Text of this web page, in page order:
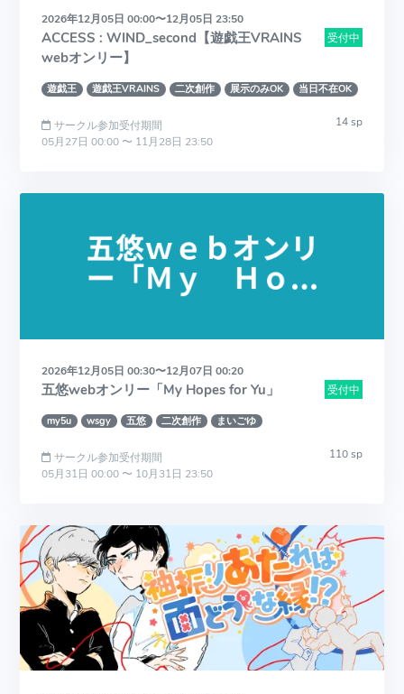
2026年12月05日 00:00〜12月05日 23:50
受付中
ACCESS : WIND_second【遊戯王VRAINS
webオンリー】
遊戯王 遊戯王VRAINS 二次創作 展示のみOK 当日不在OK
14 sp
サークル参加受付期間
05月27日 00:00 〜 11月28日 23:50
2026年12月05日 00:30〜12月07日 00:20
受付中
五悠webオンリー「My Hopes for Yu」
my5u wsgy 五悠 二次創作 まいごゆ
110 sp
サークル参加受付期間
05月31日 00:00 〜 10月31日 23:50